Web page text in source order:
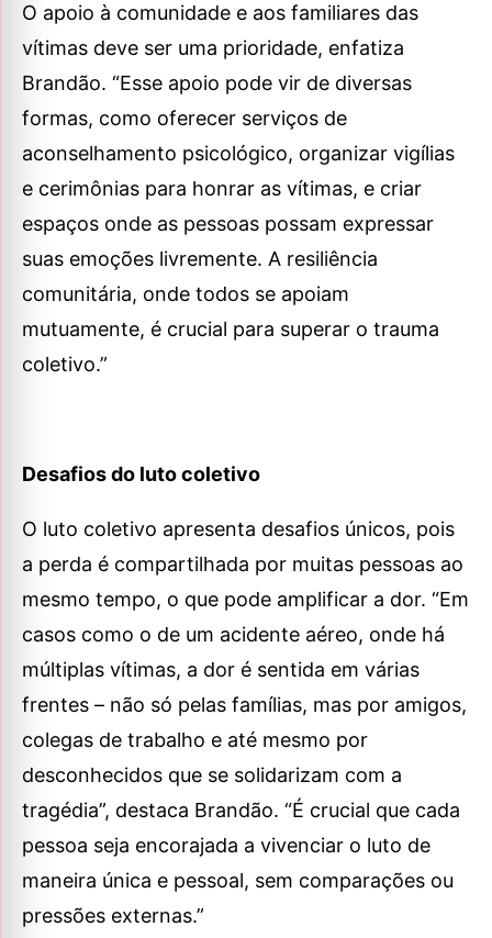
O apoio à comunidade e aos familiares das
vítimas deve ser uma prioridade, enfatiza
Brandão. “Esse apoio pode vir de diversas
formas, como oferecer serviços de
aconselhamento psicológico, organizar vigílias
e cerimônias para honrar as vítimas, e criar
espaços onde as pessoas possam expressar
suas emoções livremente. A resiliência
comunitária, onde todos se apoiam
mutuamente, é crucial para superar o trauma
coletivo.”
Desafios do luto coletivo
O luto coletivo apresenta desafios únicos, pois
a perda é compartilhada por muitas pessoas ao
mesmo tempo, o que pode amplificar a dor. “Em
casos como o de um acidente aéreo, onde há
múltiplas vítimas, a dor é sentida em várias
frentes – não só pelas famílias, mas por amigos,
colegas de trabalho e até mesmo por
desconhecidos que se solidarizam com a
tragédia”, destaca Brandão. “É crucial que cada
pessoa seja encorajada a vivenciar o luto de
maneira única e pessoal, sem comparações ou
pressões externas.”